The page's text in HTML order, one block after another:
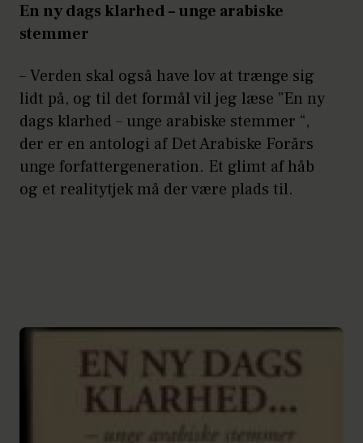
En ny dags klarhed – unge arabiske
stemmer
– Verden skal også have lov at trænge sig
lidt på, og til det formål vil jeg læse ”En ny
dags klarhed – unge arabiske stemmer “,
der er en antologi af Det Arabiske Forårs
unge forfattergeneration. Et glimt af håb
og et realitytjek må der være plads til.